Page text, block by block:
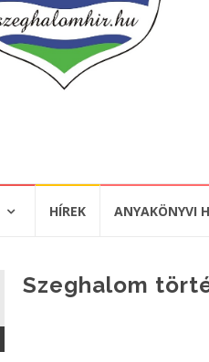
HÍREK ANYAKÖNYVI
Szeghalom